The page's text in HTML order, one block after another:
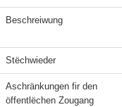
Beschreiwung
Stëchwieder
Aschränkungen fir den
öffentlëchen Zougang